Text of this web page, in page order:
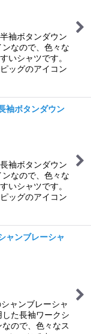
袖ボタンダウン
なので、色々な
いシャツです。
ッグのアイコン
袖ボタンダウン
袖ボタンダウン
なので、色々な
いシャツです。
ッグのアイコン
ャンブレーシャ
ャンブレーシャ
た長袖ワークシ
ので、色々なス